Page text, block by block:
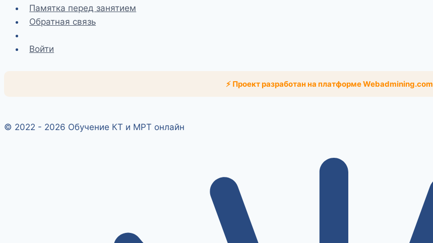
Памятка перед занятием
Обратная связь
Войти
⚡ Проект разработан на платформе Webadmining.com
© 2022 - 2026 Обучение КТ и МРТ онлайн